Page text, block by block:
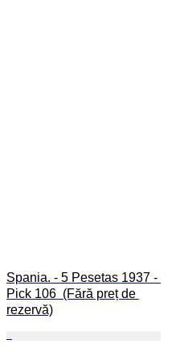
Spania. - 5 Pesetas 1937 -
Pick 106  (Fără preț de
rezervă)